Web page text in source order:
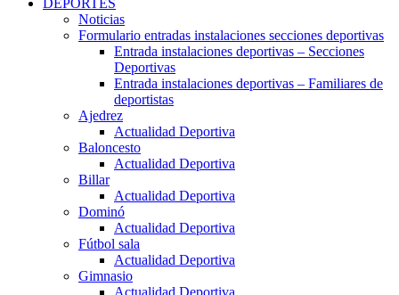
DEPORTES
Noticias
Formulario entradas instalaciones secciones deportivas
Entrada instalaciones deportivas – Secciones
Deportivas
Entrada instalaciones deportivas – Familiares de
deportistas
Ajedrez
Actualidad Deportiva
Baloncesto
Actualidad Deportiva
Billar
Actualidad Deportiva
Dominó
Actualidad Deportiva
Fútbol sala
Actualidad Deportiva
Gimnasio
Actualidad Deportiva